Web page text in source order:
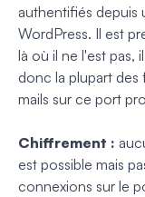
authentifiés depuis
WordPress. Il est
là où il ne l'est pas,
donc la plupart
mails sur ce port
Chiffrement :
est possible mais
connexions sur le